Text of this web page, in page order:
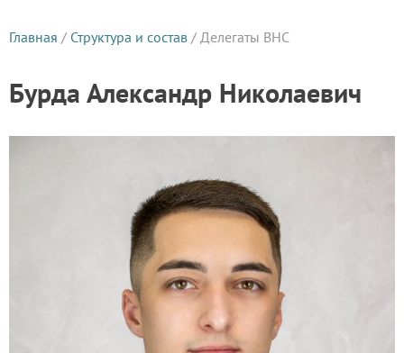
Главная / Структура и состав / Делегаты ВНС
Бурда Александр Николаевич